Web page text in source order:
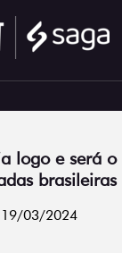
logo e será o
brasileiras
03/2024